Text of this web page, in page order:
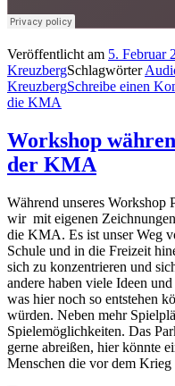
Veröffentlicht am 5. Februar
KreuzbergSchlagwörter
KreuzbergSchreibe einen
die KMA
Workshop
der KMA
Während unseres Workshop
wir mit eigenen
die KMA. Es ist unser Weg
Schule und in die Freizeit
sich zu konzentrieren und
andere haben viele Ideen
was hier noch so entstehen
würden. Neben mehr
Spielemöglichkeiten. Das
gerne abreißen, hier könnte
Menschen die vor dem Krieg